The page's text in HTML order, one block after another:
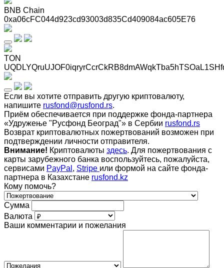
BNB Chain
0xa06cFC044d923cd93003d835Cd409084ac605E76
TON
Если вы хотите отправить другую криптовалюту,
напишите rusfond@rusfond.rs.
Приём обеспечивается при поддержке фонда-партнера
«Удружење "Русфонд Београд"» в Сербии rusfond.rs
Возврат криптовалютных пожертвований возможен при
подтверждении личности отправителя.
Внимание! Криптовалюты здесь. Для пожертвования с
карты зарубежного банка воспользуйтесь, пожалуйста,
сервисами PayPal , Stripe или формой на сайте фонда-
партнера в Казахстане rusfond.kz
Кому помочь?
Сумма
Валюта
Ваши комментарии и пожелания